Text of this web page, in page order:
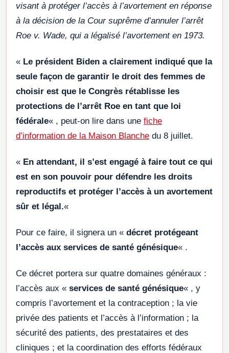
visant à protéger l’accès à l’avortement en réponse
à la décision de la Cour suprême d’annuler l’arrêt
Roe v. Wade, qui a légalisé l’avortement en 1973.
« Le président Biden a clairement indiqué que la
seule façon de garantir le droit des femmes de
choisir est que le Congrès rétablisse les
protections de l’arrêt Roe en tant que loi
fédérale« , peut-on lire dans une fiche
d’information de la Maison Blanche du 8 juillet.
« En attendant, il s’est engagé à faire tout ce qui
est en son pouvoir pour défendre les droits
reproductifs et protéger l’accès à un avortement
sûr et légal.«
Pour ce faire, il signera un « décret protégeant
l’accès aux services de santé génésique« .
Ce décret portera sur quatre domaines généraux :
l’accès aux « services de santé génésique« , y
compris l’avortement et la contraception ; la vie
privée des patients et l’accès à l’information ; la
sécurité des patients, des prestataires et des
cliniques ; et la coordination des efforts fédéraux